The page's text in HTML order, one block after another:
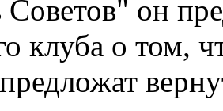
он
клуба о том,